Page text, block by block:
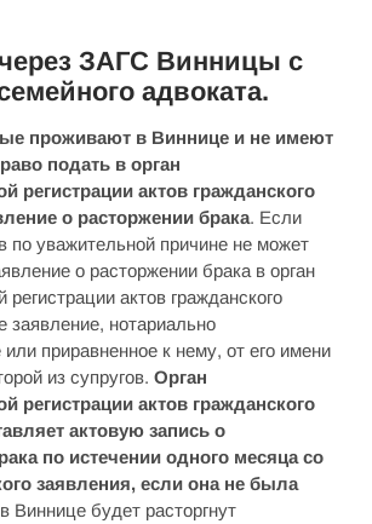
ЗАГС Винницы с
адвоката.
проживают в Виннице и не имеют
подать в орган
регистрации актов гражданского
о расторжении брака. Если
по уважительной причине не может
о расторжении брака в орган
регистрации актов гражданского
заявление, нотариально
приравненное к нему, от его имени
из супругов. Орган
регистрации актов гражданского
актовую запись о
по истечении одного месяца со
заявления, если она не была
Виннице будет расторгнут